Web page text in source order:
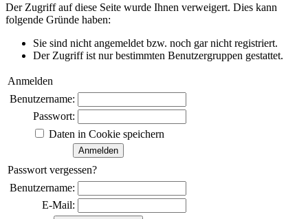
Der Zugriff auf diese Seite wurde Ihnen verweigert. Dies kann
folgende Gründe haben:
Sie sind nicht angemeldet bzw. noch gar nicht registriert.
Der Zugriff ist nur bestimmten Benutzergruppen gestattet.
Anmelden
Benutzername:
Passwort:
Daten in Cookie speichern
Passwort vergessen?
Benutzername:
E-Mail: